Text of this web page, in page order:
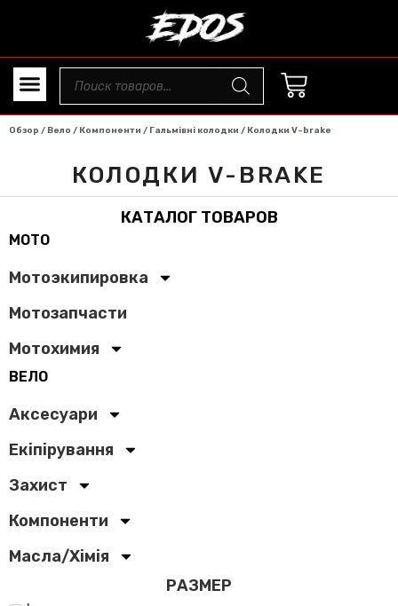
Обзор / Вело / Компоненти / Гальмівні колодки / Колодки V-brake
КОЛОДКИ V-BRAKE
КАТАЛОГ ТОВАРОВ
МОТО
Мотоэкипировка
Мотозапчасти
Мотохимия
ВЕЛО
Аксесуари
Екіпірування
Захист
Компоненти
Масла/Хімія
РАЗМЕР